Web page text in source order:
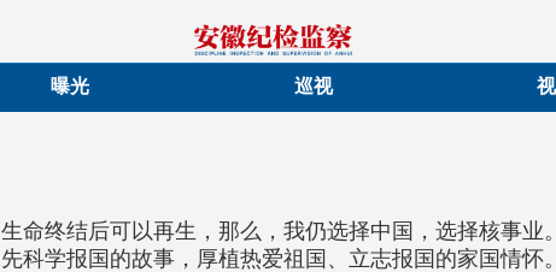
曝光 巡视
命终结后可以再生，那么，我仍选择中国，选择核事业
学报国的故事，厚植热爱祖国、立志报国的家国情怀。